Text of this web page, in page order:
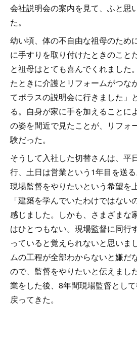
会社説明会の案内を見て、ふと思
た。
幼い頃、体の不自由な祖母のため
に手すりを取り付けたときのこと
と祖母はとても喜んでくれました
たときに介護とリフォームがつな
てポラスの説明会に行きました」
る。自身が家に手を加えることに
の姿を間近で見たことが、リフォ
験だった。
そうして入社した切替さんは、平
行、土日は営業という1年目を送
現場監督をやりたいという希望を
「建築を学んでいたわけではない
感じました。しかも、さまざまな
はひとつもない。現場監督に同行
っていると覚えられないと思いま
ムの工程が全部わからないと嫌だ
ので、監督をやりたいと伝えまし
業をした後、8年間現場監督とし
戻ってきた。